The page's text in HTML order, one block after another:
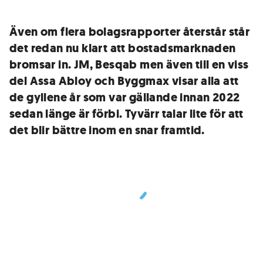
Även om flera bolagsrapporter återstår står
det redan nu klart att bostadsmarknaden
bromsar in. JM, Besqab men även till en viss
del Assa Abloy och Byggmax visar alla att
de gyllene år som var gällande innan 2022
sedan länge är förbi. Tyvärr talar lite för att
det blir bättre inom en snar framtid.